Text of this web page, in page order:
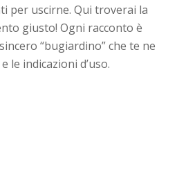
per uscirne. Qui troverai la
giusto! Ogni racconto è
“bugiardino” che te ne
le indicazioni d’uso.